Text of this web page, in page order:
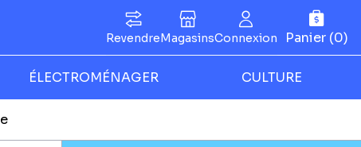
Panier (0)
RevendreMagasinsConnexion
ÉLECTROMÉNAGER CULTURE